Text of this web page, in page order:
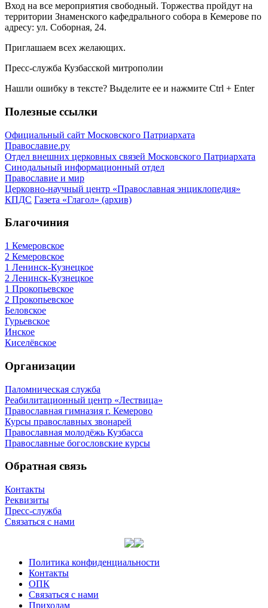
Вход на все мероприятия свободный. Торжества пройдут на
территории Знаменского кафедрального собора в Кемерове по
адресу: ул. Соборная, 24.
Приглашаем всех желающих.
Пресс-служба Кузбасской митрополии
Нашли ошибку в тексте? Выделите ее и нажмите Ctrl + Enter
Полезные ссылки
Официальный сайт Московского Патриархата
Православие.ру
Отдел внешних церковных связей Московского Патриархата
Синодальный информационный отдел
Православие и мир
Церковно-научный центр «Православная энциклопедия»
КПДС Газета «Глагол» (архив)
Благочиния
1 Кемеровское
2 Кемеровское
1 Ленинск-Кузнецкое
2 Ленинск-Кузнецкое
1 Прокопьевское
2 Прокопьевское
Беловское
Гурьевское
Инское
Киселёвское
Организации
Паломническая служба
Реабилитационный центр «Лествица»
Православная гимназия г. Кемерово
Курсы православных звонарей
Православная молодёжь Кузбасса
Православные богословские курсы
Обратная связь
Контакты
Реквизиты
Пресс-служба
Связаться с нами
Политика конфиденциальности
Контакты
ОПК
Связаться с нами
Приходам